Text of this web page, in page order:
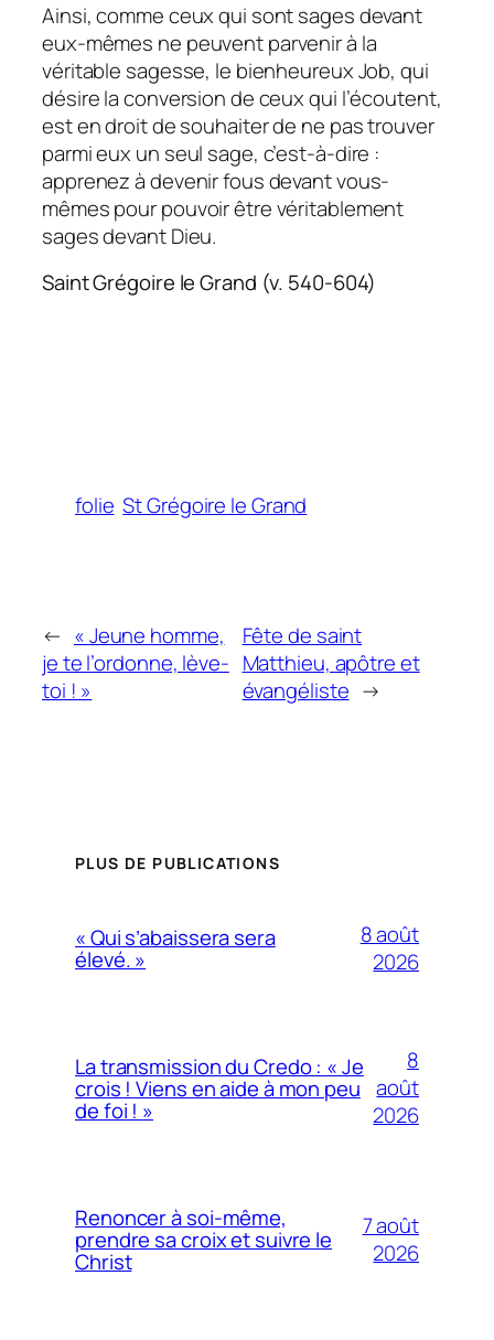
Ainsi, comme ceux qui sont sages devant
eux-mêmes ne peuvent parvenir à la
véritable sagesse, le bienheureux Job, qui
désire la conversion de ceux qui l’écoutent,
est en droit de souhaiter de ne pas trouver
parmi eux un seul sage, c’est-à-dire :
apprenez à devenir fous devant vous-
mêmes pour pouvoir être véritablement
sages devant Dieu.
Saint Grégoire le Grand (v. 540-604)
folie St Grégoire le Grand
← « Jeune homme,
je te l’ordonne, lève-
toi ! »
Fête de saint
Matthieu, apôtre et
évangéliste →
PLUS DE PUBLICATIONS
« Qui s’abaissera sera
élevé. »
8 août
2026
La transmission du Credo : « Je
crois ! Viens en aide à mon peu
de foi ! »
8
août
2026
Renoncer à soi-même,
prendre sa croix et suivre le
Christ
7 août
2026